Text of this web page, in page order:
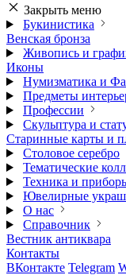
Закрыть меню
Букинистика
Венская бронза
Живопись и
Иконы
Нумизматика и
Предметы
Профессии
Скульптура и
Старинные карты и
Столовое серебро
Тематические
Техника и
Ювелирные
О нас
Справочник
Вестник антиквара
Контакты
ВКонтакте Telegram